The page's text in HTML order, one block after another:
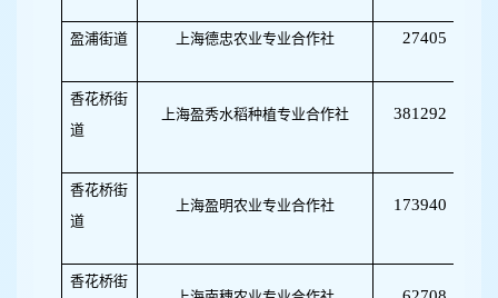
盈浦街道 上海德忠农业专业合作社 27405
香花桥街
道
上海盈秀水稻种植专业合作社 381292
香花桥街
道
上海盈明农业专业合作社 173940
香花桥街